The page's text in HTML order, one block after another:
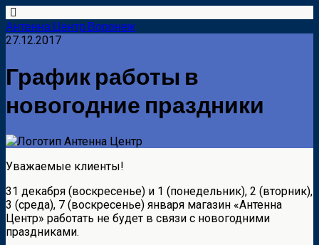
Антенна Центр Воронеж
27.12.2017
График работы в
новогодние праздники
Уважаемые клиенты!
31 декабря (воскресенье) и 1 (понедельник), 2 (вторник),
3 (среда), 7 (воскресенье) января магазин «Антенна
Центр» работать не будет в связи с новогодними
праздниками.